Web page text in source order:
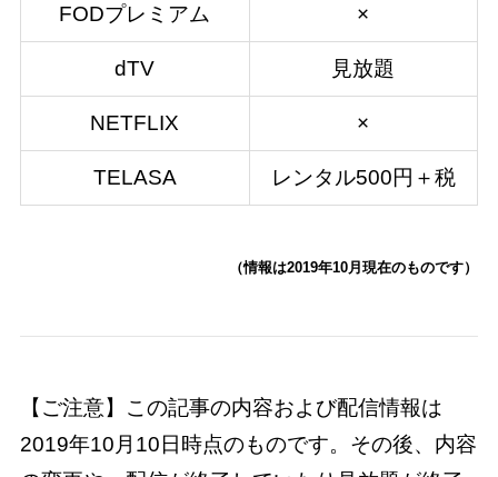
FODプレミアム ×
dTV 見放題
NETFLIX ×
TELASA レンタル500円＋税
（情報は2019年10月現在のものです）
【ご注意】この記事の内容および配信情報は
2019年10月10日時点のものです。その後、内容